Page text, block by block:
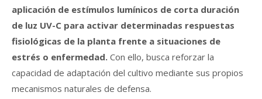
aplicación de estímulos lumínicos de corta duración
de luz UV-C para activar determinadas respuestas
fisiológicas de la planta frente a situaciones de
estrés o enfermedad. Con ello, busca reforzar la
capacidad de adaptación del cultivo mediante sus propios
mecanismos naturales de defensa.